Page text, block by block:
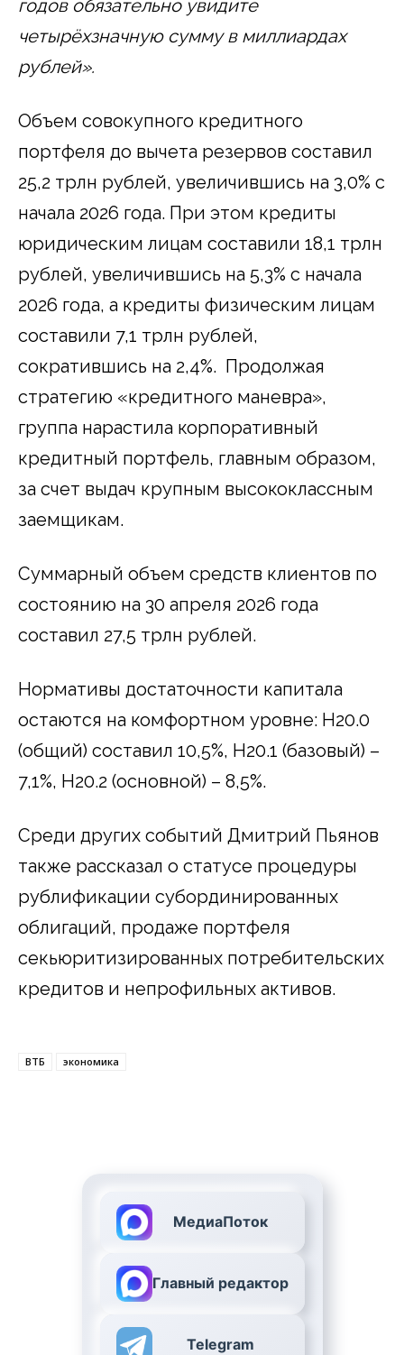
годов обязательно увидите
четырёхзначную сумму в миллиардах
рублей».
Объем совокупного кредитного
портфеля до вычета резервов составил
25,2 трлн рублей, увеличившись на 3,0% с
начала 2026 года. При этом кредиты
юридическим лицам составили 18,1 трлн
рублей, увеличившись на 5,3% с начала
2026 года, а кредиты физическим лицам
составили 7,1 трлн рублей,
сократившись на 2,4%. Продолжая
стратегию «кредитного маневра»,
группа нарастила корпоративный
кредитный портфель, главным образом,
за счет выдач крупным высококлассным
заемщикам.
Суммарный объем средств клиентов по
состоянию на 30 апреля 2026 года
составил 27,5 трлн рублей.
Нормативы достаточности капитала
остаются на комфортном уровне: Н20.0
(общий) составил 10,5%, Н20.1 (базовый) –
7,1%, Н20.2 (основной) – 8,5%.
Среди других событий Дмитрий Пьянов
также рассказал о статусе процедуры
рублификации субординированных
облигаций, продаже портфеля
секьюритизированных потребительских
кредитов и непрофильных активов.
ВТБ экономика
МедиаПоток
Главный редактор
Telegram